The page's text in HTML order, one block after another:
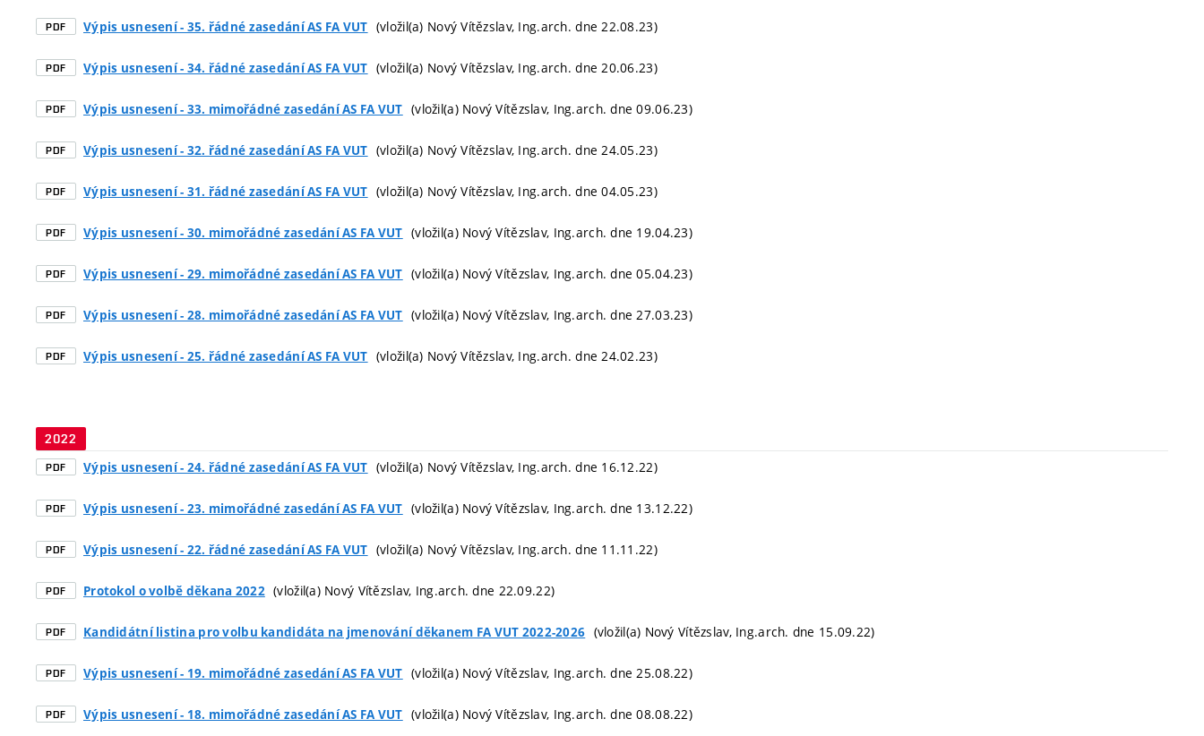
PDF Výpis usnesení - 35. řádné zasedání AS FA VUT (vložil(a) Nový Vítězslav, Ing.arch. dne 22.08.23)
PDF Výpis usnesení - 34. řádné zasedání AS FA VUT (vložil(a) Nový Vítězslav, Ing.arch. dne 20.06.23)
PDF Výpis usnesení - 33. mimořádné zasedání AS FA VUT (vložil(a) Nový Vítězslav, Ing.arch. dne 09.06.23)
PDF Výpis usnesení - 32. řádné zasedání AS FA VUT (vložil(a) Nový Vítězslav, Ing.arch. dne 24.05.23)
PDF Výpis usnesení - 31. řádné zasedání AS FA VUT (vložil(a) Nový Vítězslav, Ing.arch. dne 04.05.23)
PDF Výpis usnesení - 30. mimořádné zasedání AS FA VUT (vložil(a) Nový Vítězslav, Ing.arch. dne 19.04.23)
PDF Výpis usnesení - 29. mimořádné zasedání AS FA VUT (vložil(a) Nový Vítězslav, Ing.arch. dne 05.04.23)
PDF Výpis usnesení - 28. mimořádné zasedání AS FA VUT (vložil(a) Nový Vítězslav, Ing.arch. dne 27.03.23)
PDF Výpis usnesení - 25. řádné zasedání AS FA VUT (vložil(a) Nový Vítězslav, Ing.arch. dne 24.02.23)
2022
PDF Výpis usnesení - 24. řádné zasedání AS FA VUT (vložil(a) Nový Vítězslav, Ing.arch. dne 16.12.22)
PDF Výpis usnesení - 23. mimořádné zasedání AS FA VUT (vložil(a) Nový Vítězslav, Ing.arch. dne 13.12.22)
PDF Výpis usnesení - 22. řádné zasedání AS FA VUT (vložil(a) Nový Vítězslav, Ing.arch. dne 11.11.22)
PDF Protokol o volbě děkana 2022 (vložil(a) Nový Vítězslav, Ing.arch. dne 22.09.22)
PDF Kandidátní listina pro volbu kandidáta na jmenování děkanem FA VUT 2022-2026 (vložil(a) Nový Vítězslav, Ing.arch. dne 15.09.22)
PDF Výpis usnesení - 19. mimořádné zasedání AS FA VUT (vložil(a) Nový Vítězslav, Ing.arch. dne 25.08.22)
PDF Výpis usnesení - 18. mimořádné zasedání AS FA VUT (vložil(a) Nový Vítězslav, Ing.arch. dne 08.08.22)